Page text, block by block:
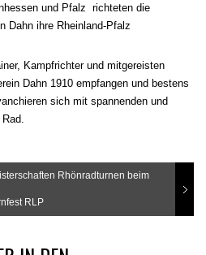
und Pfalz richteten die
Dahn ihre Rheinland-Pfalz
Kampfrichter und mitgereisten
Dahn 1910 empfangen und bestens
sich mit spannenden und
Rhönradturnen beim
RLP